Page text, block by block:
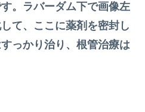
。ラバーダム下で画像左
て、ここに薬剤を密封し
っかり治り、根管治療は